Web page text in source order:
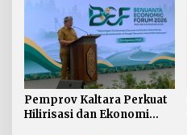
Pemprov Kaltara Perkuat
Hilirisasi dan Ekonomi